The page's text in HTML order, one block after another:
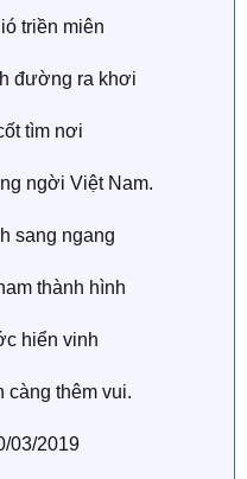
triền miên
đường ra khơi
tìm nơi
ngời Việt Nam.
sang ngang
thành hình
hiển vinh
càng thêm vui.
03/2019​